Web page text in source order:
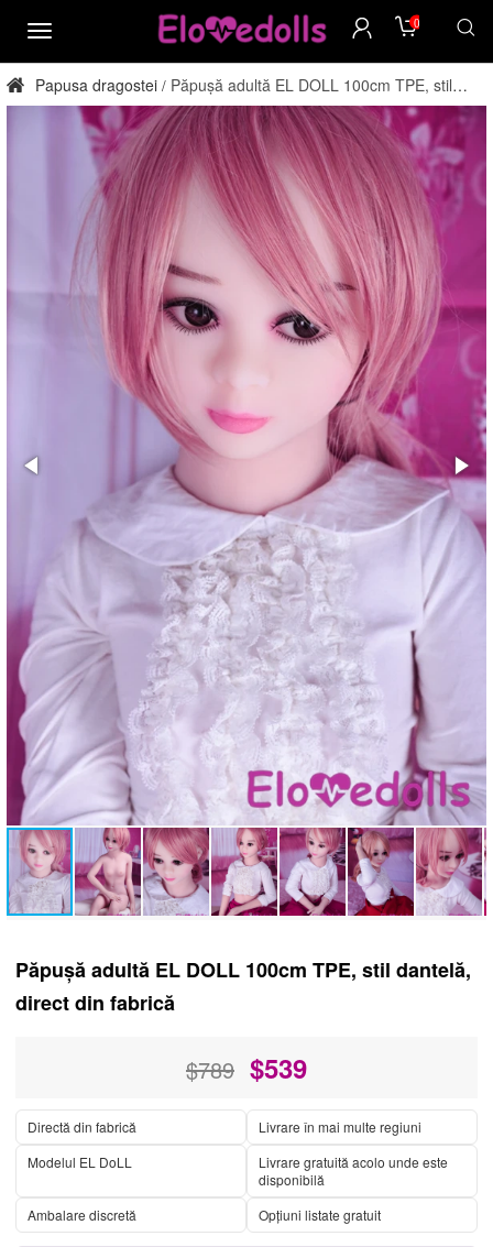
meniu
0
Papusa dragostei / Păpușă adultă EL DOLL 100cm TPE, stil
dantelă, direct din fabrică
Păpușă adultă EL DOLL 100cm TPE, stil dantelă,
direct din fabrică
$789 $539
Directă din fabrică
Livrare în mai multe regiuni
Modelul EL DoLL
Livrare gratuită acolo unde este
disponibilă
Ambalare discretă
Opțiuni listate gratuit